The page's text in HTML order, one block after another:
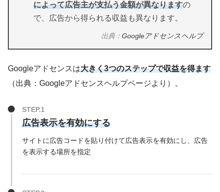
によって広告主が支払う金額が異なりますの
で、広告から得られる収益も異なります。
出典： Googleアドセンスヘルプ
Googleアドセンスは大きく3つのステップで収益を得ます
（出典：Googleアドセンスヘルプページより）。
広告表示を有効にする
サイトに広告コードを貼り付けて広告表示を有効にし、広告
を表示する場所を指定